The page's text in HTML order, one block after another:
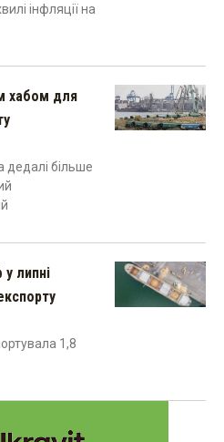
інфляції на
хабом для
дедалі більше
липні
1,8